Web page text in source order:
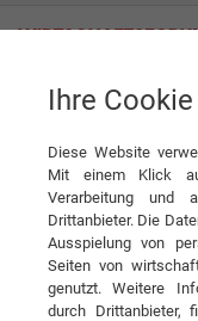
ALK-Abelló Allergie-
KONTAKT
Ihre
Diese Website
Mit einem Klick
Verarbeitung und
Drittanbieter. Die
Ausspielung von
Seiten von
genutzt. Weitere
durch Drittanbieter,